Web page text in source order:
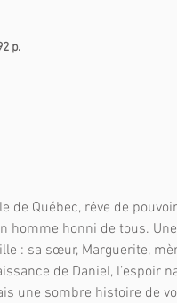
p.
de Québec, rêve de
homme honni de tous.
: sa sœur, Marguerite,
de Daniel, l’espoir
une sombre histoire de